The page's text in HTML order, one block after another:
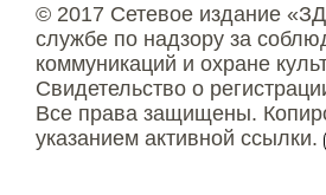
© 2017 Сетевое издание
службе по надзору за
коммуникаций и охране
Свидетельство о
Все права защищены.
указанием активной ссылки.